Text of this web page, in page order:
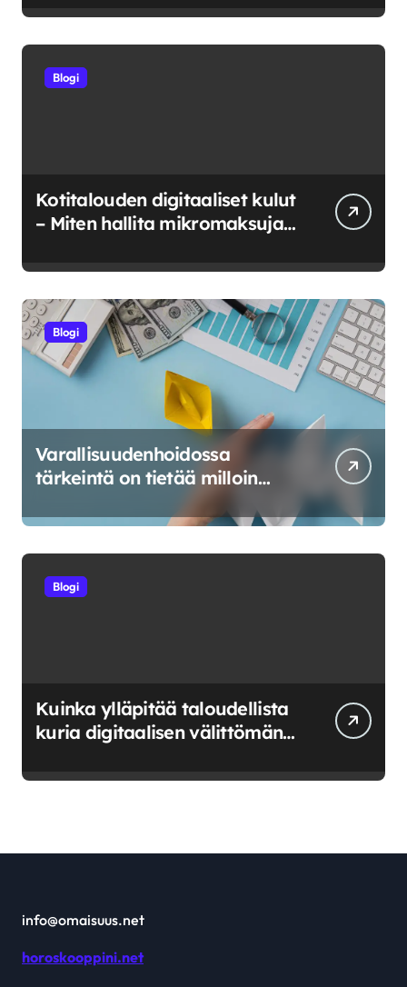
Blogi
Kotitalouden digitaaliset kulut
– Miten hallita mikromaksuja
Blogi
Varallisuudenhoidossa
tärkeintä on tietää milloin
Blogi
Kuinka ylläpitää taloudellista
kuria digitaalisen välittömän
info@omaisuus.net
horoskooppini.net